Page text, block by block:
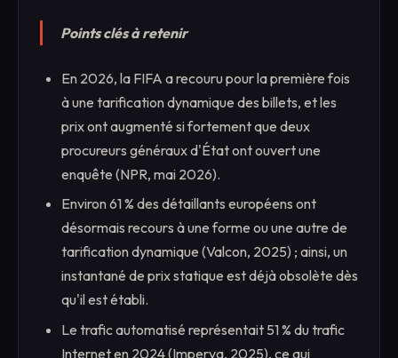
Points clés à retenir
En 2026, la FIFA a recouru pour la première fois
à une tarification dynamique des billets, et les
prix ont augmenté si fortement que deux
procureurs généraux d'État ont ouvert une
enquête (NPR, mai 2026).
Environ 61 % des détaillants européens ont
désormais recours à une forme ou une autre de
tarification dynamique (Valcon, 2025) ; ainsi, un
instantané de prix statique est déjà obsolète dès
qu'il est établi.
Le trafic automatisé représentait 51 % du trafic
Internet en 2024 (Imperva, 2025), ce qui